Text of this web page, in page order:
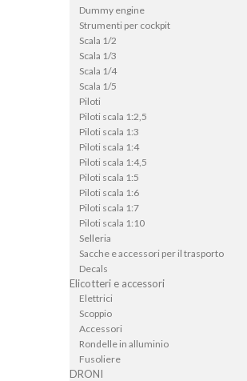
Dummy engine
Strumenti per cockpit
Scala 1/2
Scala 1/3
Scala 1/4
Scala 1/5
Piloti
Piloti scala 1:2,5
Piloti scala 1:3
Piloti scala 1:4
Piloti scala 1:4,5
Piloti scala 1:5
Piloti scala 1:6
Piloti scala 1:7
Piloti scala 1:10
Selleria
Sacche e accessori per il trasporto
Decals
Elicotteri e accessori
Elettrici
Scoppio
Accessori
Rondelle in alluminio
Fusoliere
DRONI